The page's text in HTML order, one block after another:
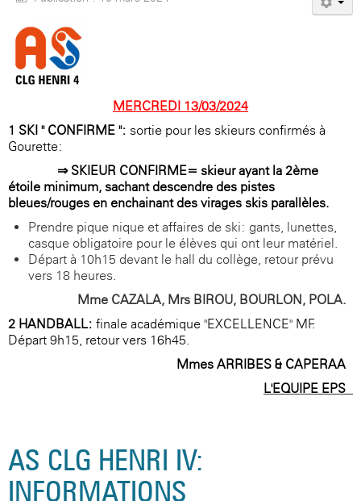
MERCREDI 13/03/2024
1-SKI " CONFIRME ": sortie pour les skieurs confirmés à
Gourette:
⇒ SKIEUR CONFIRME= skieur ayant la 2ème
étoile minimum, sachant descendre des pistes
bleues/rouges en enchainant des virages skis parallèles.
Prendre pique-nique et affaires de ski: gants, lunettes,
casque obligatoire pour le élèves qui ont leur matériel.
Départ à 10h15 devant le hall du collège, retour prévu
vers 18 heures.
Mme CAZALA, Mrs BIROU, BOURLON, POLA.
2-HANDBALL: finale académique "EXCELLENCE" MF.
Départ 9h15, retour vers 16h45.
Mmes ARRIBES & CAPERAA
L'EQUIPE EPS
AS CLG HENRI IV:
INFORMATIONS